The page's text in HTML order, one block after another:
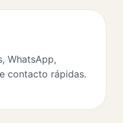
WhatsApp,
contacto rápidas.